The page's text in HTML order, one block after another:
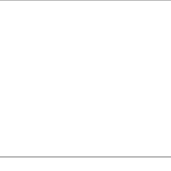
and key positions, the user has to
with autoplay, memorize
the analysis board